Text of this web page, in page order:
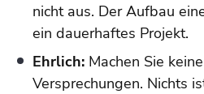
nicht aus. Der Aufbau
ein dauerhaftes Projekt.
Ehrlich: Machen Sie
Versprechungen. Nichts